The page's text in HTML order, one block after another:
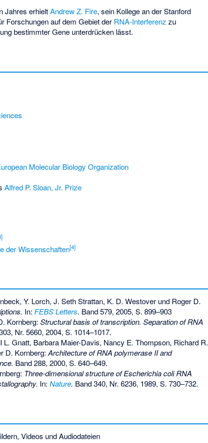
Jahres erhieltAndrew Z. Fire, sein Kollege an der Stanford
Forschungen auf dem Gebiet der RNA-Interferenz zu
bestimmter Gene unterdrücken lässt.
Molecular Biology Organization
Alfred P. Sloan, Jr. Prize
]
der Wissenschaften[4]
Y. Lorch, J. Seth Strattan, K. D. Westover und Roger D.
In: FEBS Letters. Band 579, 2005, S. 899–903
Kornberg: Structural basis of transcription. Separation of RNA
Nr. 5660, 2004, S. 1014–1017.
Gnatt, Barbara Maier-Davis, Nancy E. Thompson, Richard R.
D. Kornberg:Architecture of RNA polymerase II and
Band 288, 2000, S. 640–649.
Three-dimensional structure of Escherichia coli RNA
In: Nature. Band 340, Nr. 6236, 1989, S. 730–732.
Videos und Audiodateien